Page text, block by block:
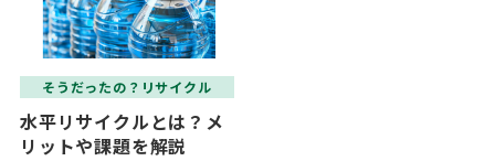
そうだったの？リサイクル
水平リサイクルとは？メ
リットや課題を解説